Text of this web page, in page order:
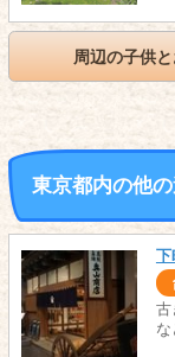
周辺の子供
東京都内の他
下
古
な